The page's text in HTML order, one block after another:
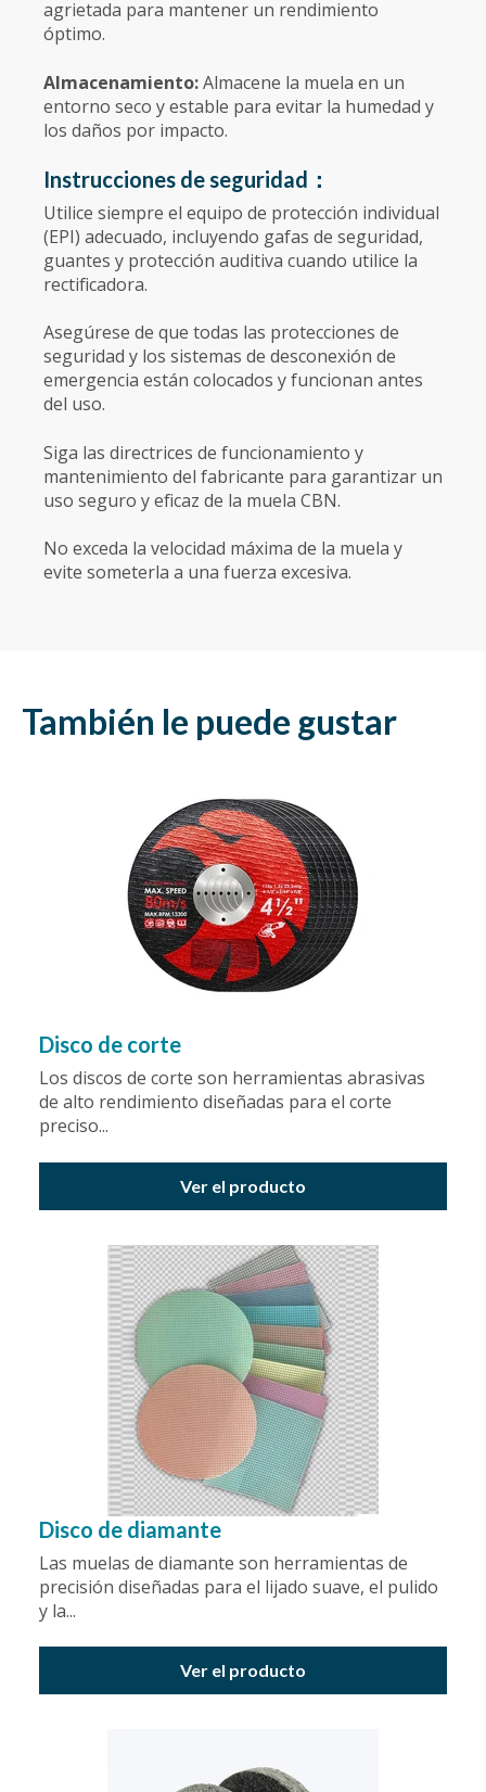
agrietada para mantener un rendimiento
óptimo.
Almacenamiento:Almacene la muela en un
entorno seco y estable para evitar la humedad y
los daños por impacto.
Instrucciones de seguridad：
Utilice siempre el equipo de protección individual
(EPI) adecuado, incluyendo gafas de seguridad,
guantes y protección auditiva cuando utilice la
rectificadora.
Asegúrese de que todas las protecciones de
seguridad y los sistemas de desconexión de
emergencia están colocados y funcionan antes
del uso.
Siga las directrices de funcionamiento y
mantenimiento del fabricante para garantizar un
uso seguro y eficaz de la muela CBN.
No exceda la velocidad máxima de la muela y
evite someterla a una fuerza excesiva.
También le puede gustar
Disco de corte
Los discos de corte son herramientas abrasivas
de alto rendimiento diseñadas para el corte
preciso...
Ver el producto
Disco de diamante
Las muelas de diamante son herramientas de
precisión diseñadas para el lijado suave, el pulido
y la...
Ver el producto